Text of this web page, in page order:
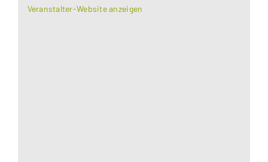
Veranstalter-Website anzeigen